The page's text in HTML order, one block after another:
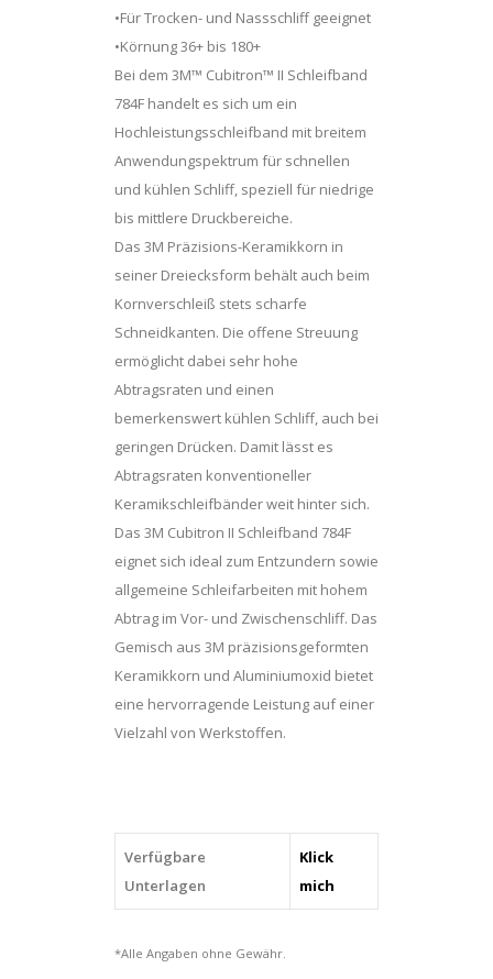
•Für Trocken- und Nassschliff geeignet
•Körnung 36+ bis 180+
Bei dem 3M™ Cubitron™ II Schleifband
784F handelt es sich um ein
Hochleistungsschleifband mit breitem
Anwendungspektrum für schnellen
und kühlen Schliff, speziell für niedrige
bis mittlere Druckbereiche.
Das 3M Präzisions-Keramikkorn in
seiner Dreiecksform behält auch beim
Kornverschleiß stets scharfe
Schneidkanten. Die offene Streuung
ermöglicht dabei sehr hohe
Abtragsraten und einen
bemerkenswert kühlen Schliff, auch bei
geringen Drücken. Damit lässt es
Abtragsraten konventioneller
Keramikschleifbänder weit hinter sich.
Das 3M Cubitron II Schleifband 784F
eignet sich ideal zum Entzundern sowie
allgemeine Schleifarbeiten mit hohem
Abtrag im Vor- und Zwischenschliff. Das
Gemisch aus 3M präzisionsgeformten
Keramikkorn und Aluminiumoxid bietet
eine hervorragende Leistung auf einer
Vielzahl von Werkstoffen.
Verfügbare
Unterlagen
Klick
mich
*Alle Angaben ohne Gewähr.